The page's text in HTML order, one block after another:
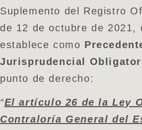
Suplemento del Registro
de 12 de octubre de 2021,
establece como
Jurisprudencial
punto de derecho:
“El artículo 26 de la Ley
Contraloría General del